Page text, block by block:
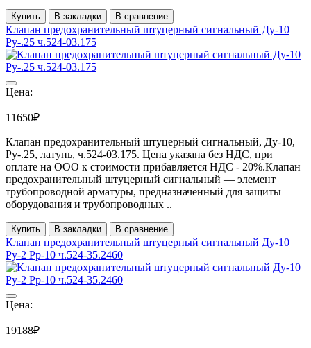
Купить В закладки В сравнение
Клапан предохранительный штуцерный сигнальный Ду-10
Ру-.25 ч.524-03.175
Цена:
11650₽
Клапан предохранительный штуцерный сигнальный, Ду-10,
Ру-.25, латунь, ч.524-03.175. Цена указана без НДС, при
оплате на ООО к стоимости прибавляется НДС - 20%.Клапан
предохранительный штуцерный сигнальный — элемент
трубопроводной арматуры, предназначенный для защиты
оборудования и трубопроводных ..
Купить В закладки В сравнение
Клапан предохранительный штуцерный сигнальный Ду-10
Ру-2 Рр-10 ч.524-35.2460
Цена:
19188₽